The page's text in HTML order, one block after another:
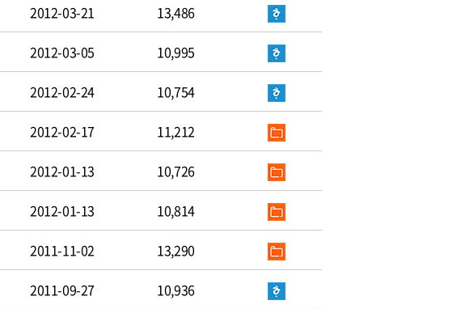
2012-03-21 13,486
2012-03-05 10,995
2012-02-24 10,754
2012-02-17 11,212
2012-01-13 10,726
2012-01-13 10,814
2011-11-02 13,290
2011-09-27 10,936